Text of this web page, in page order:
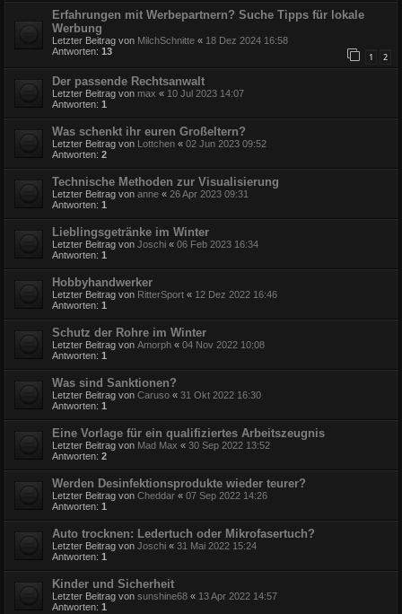
Erfahrungen mit Werbepartnern? Suche Tipps für lokale
Werbung
Letzter Beitrag von MilchSchnitte « 18 Dez 2024 16:58
Antworten: 13 1 2
Der passende Rechtsanwalt
Letzter Beitrag von max « 10 Jul 2023 14:07
Antworten: 1
Was schenkt ihr euren Großeltern?
Letzter Beitrag von Lottchen « 02 Jun 2023 09:52
Antworten: 2
Technische Methoden zur Visualisierung
Letzter Beitrag von anne « 26 Apr 2023 09:31
Antworten: 1
Lieblingsgetränke im Winter
Letzter Beitrag von Joschi « 06 Feb 2023 16:34
Antworten: 1
Hobbyhandwerker
Letzter Beitrag von RitterSport « 12 Dez 2022 16:46
Antworten: 1
Schutz der Rohre im Winter
Letzter Beitrag von Amorph « 04 Nov 2022 10:08
Antworten: 1
Was sind Sanktionen?
Letzter Beitrag von Caruso « 31 Okt 2022 16:30
Antworten: 1
Eine Vorlage für ein qualifiziertes Arbeitszeugnis
Letzter Beitrag von Mad Max « 30 Sep 2022 13:52
Antworten: 2
Werden Desinfektionsprodukte wieder teurer?
Letzter Beitrag von Cheddar « 07 Sep 2022 14:26
Antworten: 1
Auto trocknen: Ledertuch oder Mikrofasertuch?
Letzter Beitrag von Joschi « 31 Mai 2022 15:24
Antworten: 1
Kinder und Sicherheit
Letzter Beitrag von sunshine68 « 13 Apr 2022 14:57
Antworten: 1